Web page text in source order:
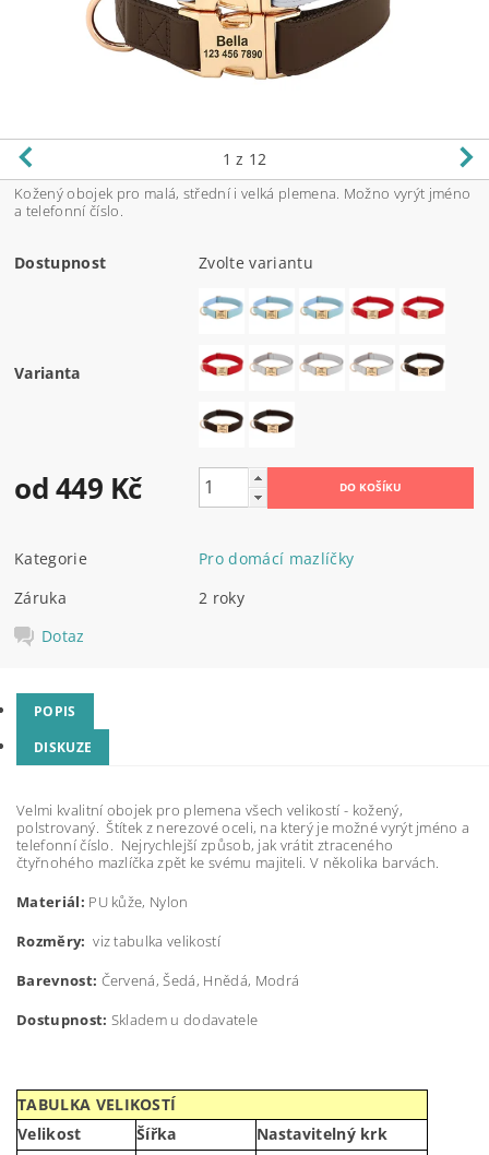
1 z 12
Kožený obojek pro malá, střední i velká plemena. Možno vyrýt jméno
a telefonní číslo.
Dostupnost Zvolte variantu
Varianta
od 449 Kč
Kategorie
Pro domácí mazlíčky
Záruka
2 roky
Dotaz
POPIS
DISKUZE
Velmi kvalitní obojek pro plemena všech velikostí - kožený,
polstrovaný. Štítek z nerezové oceli, na který je možné vyrýt jméno a
telefonní číslo. Nejrychlejší způsob, jak vrátit ztraceného
čtyřnohého mazlíčka zpět ke svému majiteli. V několika barvách.
Materiál: PU kůže, Nylon
Rozměry: viz tabulka velikostí
Barevnost: Červená, Šedá, Hnědá, Modrá
Dostupnost: Skladem u dodavatele
TABULKA VELIKOSTÍ
Velikost
Šířka
Nastavitelný krk